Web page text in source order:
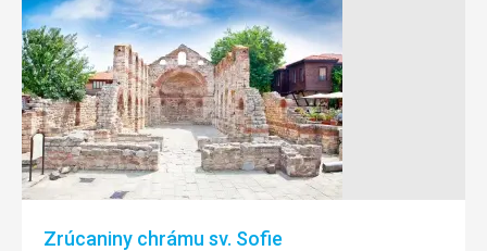
Zrúcaniny chrámu sv. Sofie
Písočný
festival
v
Burgasu
V
parku
Burgas
bezprostrednej
Hradby
Starého
Nesebaru
Hradby
okolo
starého
Nesebaru
stará